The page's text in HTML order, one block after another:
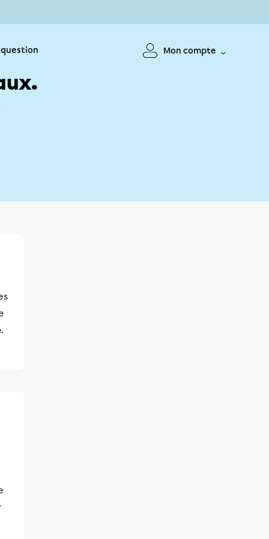
Mon compte